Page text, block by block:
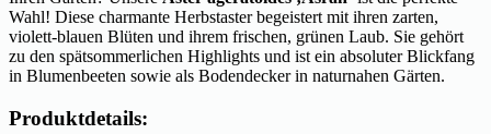
Wahl! Diese charmante Herbstaster begeistert mit ihren zarten,
violett-blauen Blüten und ihrem frischen, grünen Laub. Sie gehört
zu den spätsommerlichen Highlights und ist ein absoluter Blickfang
in Blumenbeeten sowie als Bodendecker in naturnahen Gärten.
Produktdetails: